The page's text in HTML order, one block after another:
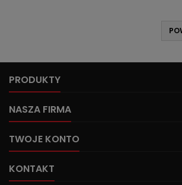
PRODUKTY
NASZA FIRMA
TWOJE KONTO
KONTAKT